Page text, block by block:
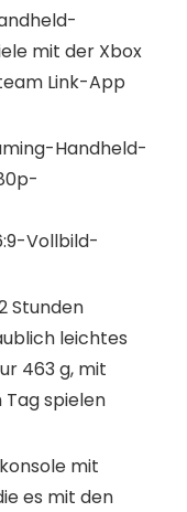
mit der Xbox
Link-App
Handheld-
Vollbild-
Stunden
leichtes
463 g, mit
spielen
mit
es mit den